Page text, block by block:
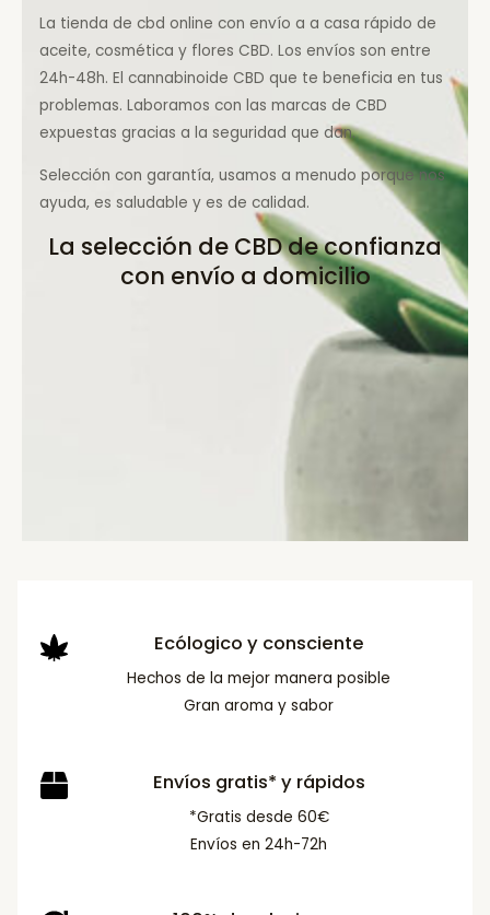
La tienda de cbd online con envío a a casa rápido de
aceite, cosmética y flores CBD. Los envíos son entre
24h-48h. El cannabinoide CBD que te beneficia en tus
problemas. Laboramos con las marcas de CBD
expuestas gracias a la seguridad que dan.
Selección con garantía, usamos a menudo porque nos
ayuda, es saludable y es de calidad.
La selección de CBD de confianza
con envío a domicilio
Ecólogico y consciente
Hechos de la mejor manera posible
Gran aroma y sabor
Envíos gratis* y rápidos
*Gratis desde 60€
Envíos en 24h-72h